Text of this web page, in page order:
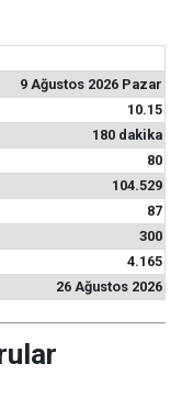
9 Ağustos 2026 Pazar
10.15
180 dakika
80
104.529
87
300
4.165
26 Ağustos 2026